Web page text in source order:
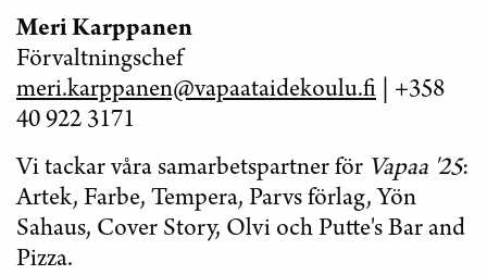
Meri Karppanen
Förvaltningschef
meri.karppanen@vapaataidekoulu.fi | +358
40 922 3171
Vi tackar våra samarbetspartner för Vapaa '25:
Artek, Farbe, Tempera, Parvs förlag, Yön
Sahaus, Cover Story, Olvi och Putte's Bar and
Pizza.